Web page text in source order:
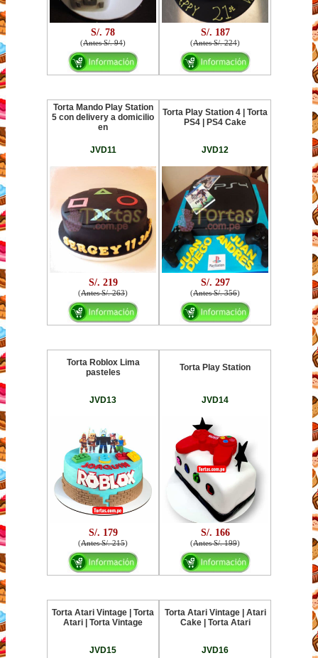
S/. 78
(Antes S/. 94)
S/. 187
(Antes S/. 224)
Torta Mando Play Station
5 con delivery a domicilio
en
JVD11
S/. 219
(Antes S/. 263)
Torta Play Station 4 | Torta
PS4 | PS4 Cake
JVD12
S/. 297
(Antes S/. 356)
Torta Roblox Lima
pasteles
JVD13
S/. 179
(Antes S/. 215)
Torta Play Station
JVD14
S/. 166
(Antes S/. 199)
Torta Atari Vintage | Torta
Atari | Torta Vintage
JVD15
Torta Atari Vintage | Atari
Cake | Torta Atari
JVD16